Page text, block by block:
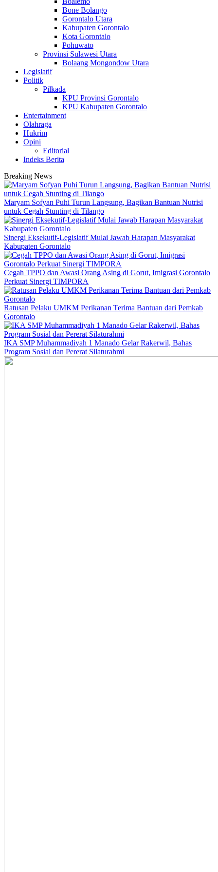
Bone Bolango
Gorontalo Utara
Kabupaten Gorontalo
Kota Gorontalo
Pohuwato
Provinsi Sulawesi Utara
Bolaang Mongondow Utara
Legislatif
Politik
Pilkada
KPU Provinsi Gorontalo
KPU Kabupaten Gorontalo
Entertainment
Olahraga
Hukrim
Opini
Editorial
Indeks Berita
Breaking News
Maryam Sofyan Puhi Turun Langsung, Bagikan Bantuan Nutrisi
untuk Cegah Stunting di Tilango
Sinergi Eksekutif-Legislatif Mulai Jawab Harapan Masyarakat
Kabupaten Gorontalo
Cegah TPPO dan Awasi Orang Asing di Gorut, Imigrasi Gorontalo
Perkuat Sinergi TIMPORA
Ratusan Pelaku UMKM Perikanan Terima Bantuan dari Pemkab
Gorontalo
IKA SMP Muhammadiyah 1 Manado Gelar Rakerwil, Bahas
Program Sosial dan Pererat Silaturahmi